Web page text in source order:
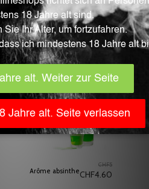
zum Verzehr oder purem Dampfen
diese Aromen ausschließlich zum
Associés
Arôme absinthe
CHF5
CHF4.60